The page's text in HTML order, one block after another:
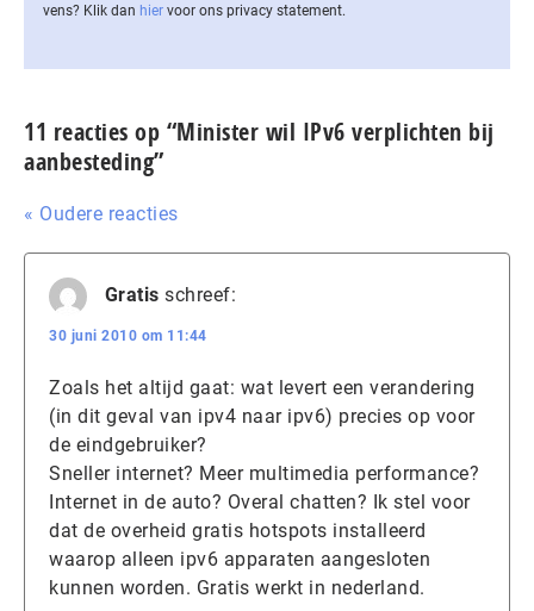
vens? Klik dan hier voor ons privacy statement.
11 reacties op “Minister wil IPv6 verplichten bij
aanbesteding”
« Oudere reacties
Gratis schreef:
30 juni 2010 om 11:44
Zoals het altijd gaat: wat levert een verandering
(in dit geval van ipv4 naar ipv6) precies op voor
de eindgebruiker?
Sneller internet? Meer multimedia performance?
Internet in de auto? Overal chatten? Ik stel voor
dat de overheid gratis hotspots installeerd
waarop alleen ipv6 apparaten aangesloten
kunnen worden. Gratis werkt in nederland.